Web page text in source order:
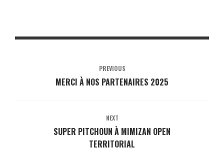
PREVIOUS
MERCI À NOS PARTENAIRES 2025
NEXT
SUPER PITCHOUN À MIMIZAN OPEN
TERRITORIAL